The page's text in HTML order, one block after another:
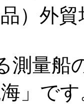
）外
測量船
」で